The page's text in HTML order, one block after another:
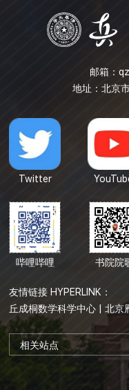
邮箱：
地址：北京
Twitter
哔哩哔哩 书院院
友情链接 HYPERLINK：
丘成桐数学科学中心 |北京
相关站点